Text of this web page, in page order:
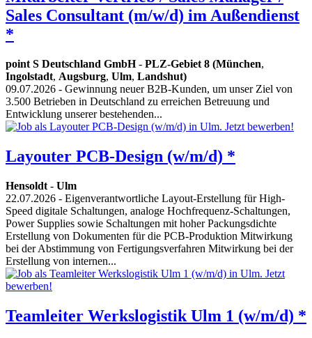
Sales Consultant (m/w/d) im Außendienst
*
point S Deutschland GmbH- PLZ-Gebiet 8 (München,
Ingolstadt, Augsburg, Ulm, Landshut)
09.07.2026 - Gewinnung neuer B2B-Kunden, um unser Ziel von
3.500 Betrieben in Deutschland zu erreichen Betreuung und
Entwicklung unserer bestehenden...
Layouter PCB-Design (w/m/d) *
Hensoldt - Ulm
22.07.2026 - Eigenverantwortliche Layout-Erstellung für High-
Speed digitale Schaltungen, analoge Hochfrequenz-Schaltungen,
Power Supplies sowie Schaltungen mit hoher Packungsdichte
Erstellung von Dokumenten für die PCB-Produktion Mitwirkung
bei der Abstimmung von Fertigungsverfahren Mitwirkung bei der
Erstellung von internen...
Teamleiter Werkslogistik Ulm 1 (w/m/d) *